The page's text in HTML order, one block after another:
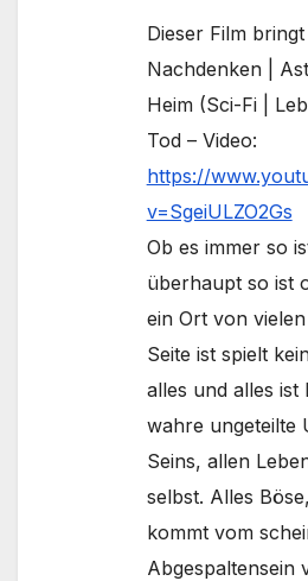
Dieser Film
Nachdenken |
Heim (Sci-Fi |
Tod – Video:
https://
v=SgeiULZO2Gs
Ob es immer so
überhaupt so ist
ein Ort von
Seite ist spielt
alles und alles ist
wahre ungeteilte
Seins, allen
selbst. Alles
kommt vom
Abgespaltensein